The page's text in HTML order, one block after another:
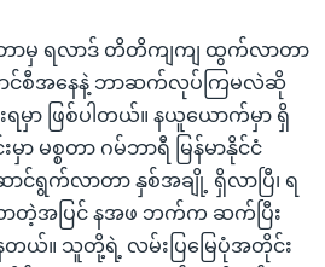
ဘာမှ ရလာဒ် တိတိကျကျ ထွက်လာတာ
ောင်စီအနေနဲ့ ဘာဆက်လုပ်ကြမလဲဆို
မှာ ဖြစ်ပါတယ်။ နယူယောက်မှာ ရှိ
မစ္စတာ ဂမ်ဘာရီ မြန်မာနိုင်ငံ
ာင်ရွက်လာတာ နှစ်အချို့ ရှိလာပြီ၊ ရ
တဲ့အပြင် နအဖ ဘက်က ဆက်ပြီး
ေတယ်။ သူတို့ရဲ့ လမ်းပြမြေပုံအတိုင်း